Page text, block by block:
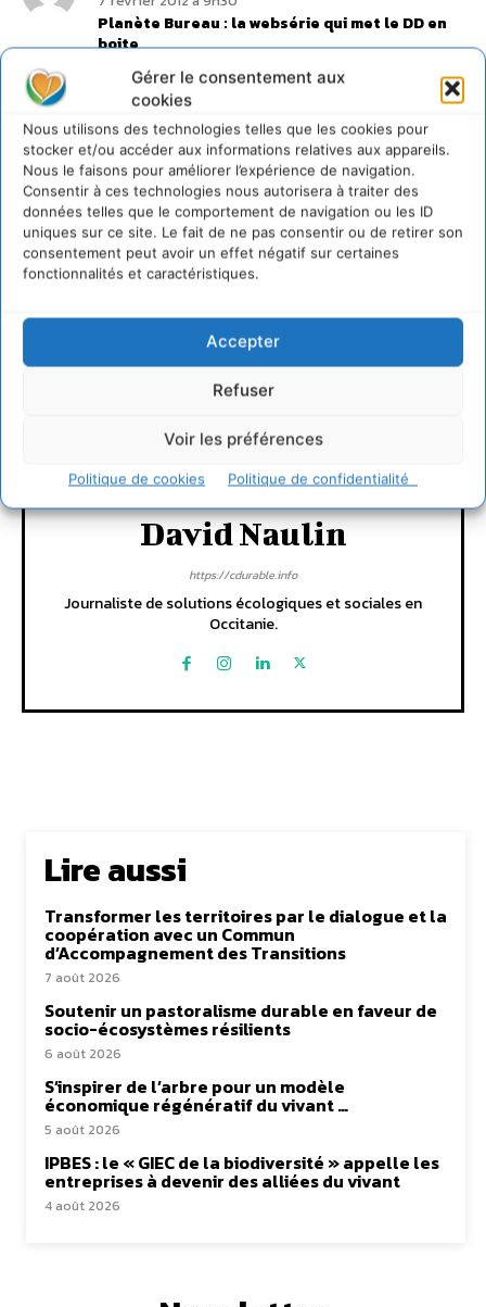
Gérer le consentement aux
cookies
Nous utilisons des technologies telles que les cookies pour
stocker et/ou accéder aux informations relatives aux appareils.
Nous le faisons pour améliorer l’expérience de navigation.
Consentir à ces technologies nous autorisera à traiter des
données telles que le comportement de navigation ou les ID
uniques sur ce site. Le fait de ne pas consentir ou de retirer son
consentement peut avoir un effet négatif sur certaines
fonctionnalités et caractéristiques.
Accepter
Refuser
Voir les préférences
Politique de cookies Politique de confidentialité
Planète Bureau : la websérie qui met le DD en
boite
Bonjour
« Une idée lumineuse » : l’épisode 5 de Planète
Bureau est en ligne. Dans ce nouvel opus, la R.D.D.
est prête à tout pour faire passer le plan économie
d’énergie… même à faire suer les salariés !
Regardez, partagez, diffusez… appréciez surtout.
Connecter pour laisser un commentaire
LAISSER UN COMMENTAIRE
David Naulin
https://cdurable.info
Journaliste de solutions écologiques et sociales en
Occitanie.
Lire aussi
Transformer les territoires par le dialogue et la
coopération avec un Commun
d’Accompagnement des Transitions
7 août 2026
Soutenir un pastoralisme durable en faveur de
socio-écosystèmes résilients
6 août 2026
S’inspirer de l’arbre pour un modèle
économique régénératif du vivant …
5 août 2026
IPBES : le « GIEC de la biodiversité » appelle les
entreprises à devenir des alliées du vivant
4 août 2026